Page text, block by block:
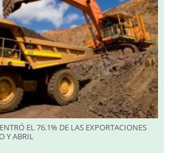
EL 76.1% DE LAS EXPORTACIONES
Y ABRIL